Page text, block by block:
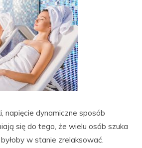
napięcie dynamiczne sposób
się do tego, że wielu osób szuka
w stanie zrelaksować.